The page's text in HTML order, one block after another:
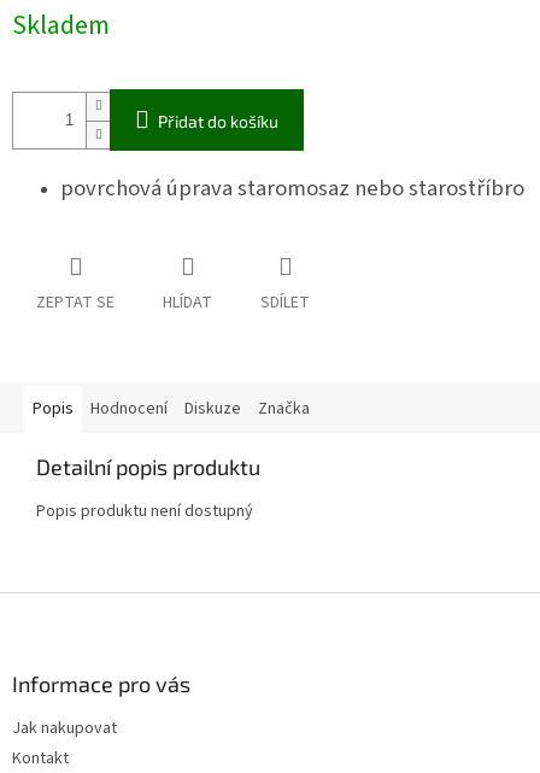
cena:
Skladem
Přidat do košíku
povrchová úprava staromosaz nebo starostříbro
ZEPTAT SE HLÍDAT SDÍLET
Popis Hodnocení Diskuze Značka
Detailní popis produktu
Popis produktu není dostupný
Informace pro vás
Jak nakupovat
Kontakt